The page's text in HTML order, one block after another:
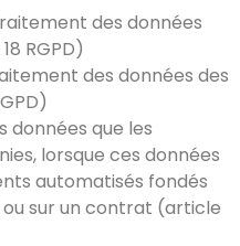
des données
RGPD)
des données des
données que les
lorsque ces données
automatisés fondés
sur un contrat (article